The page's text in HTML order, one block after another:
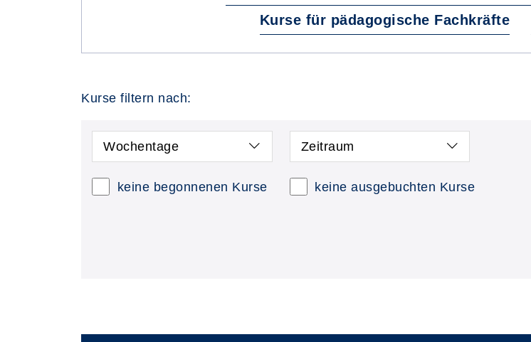
Kurse für pädagogische Fachkräfte
Kurse filtern nach:
Wochentage Zeitraum
keine begonnenen Kurse keine ausgebuchten Kurse